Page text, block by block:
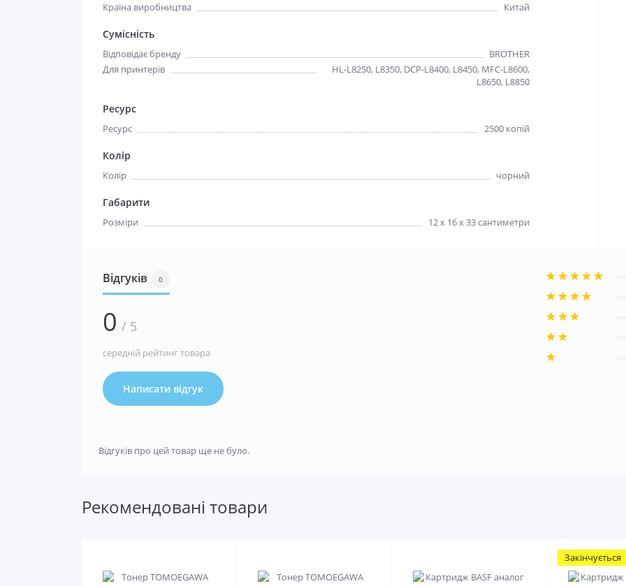
Країна виробництва
Китай
Сумісність
Відповідає бренду
BROTHER
Для принтерів
HL-L8250, L8350, DCP-L8400, L8450, MFC-L8600,
L8650, L8850
Ресурс
Ресурс 2500 копій
Колір
Колір чорний
Габарити
Розміри 12 х 16 х 33 сантиметри
Відгуків 0
0 / 5
середній рейтинг товара
Написати відгук
Відгуків про цей товар ще не було.
Рекомендовані товари
Закінчується